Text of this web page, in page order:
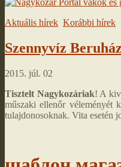
Aktuális hírek Korábbi hírek
Szennyvíz
2015. júl. 02
Tisztelt Nagykozáriak! A
műszaki ellenőr véleményét
tulajdonosoknak. Vita esetén